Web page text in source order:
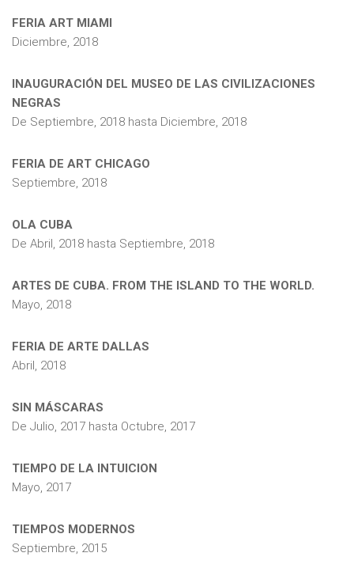
FERIA ART MIAMI
Diciembre, 2018
INAUGURACIÓN DEL MUSEO DE LAS CIVILIZACIONES
NEGRAS
De Septiembre, 2018 hasta Diciembre, 2018
FERIA DE ART CHICAGO
Septiembre, 2018
OLA CUBA
De Abril, 2018 hasta Septiembre, 2018
ARTES DE CUBA. FROM THE ISLAND TO THE WORLD.
Mayo, 2018
FERIA DE ARTE DALLAS
Abril, 2018
SIN MÁSCARAS
De Julio, 2017 hasta Octubre, 2017
TIEMPO DE LA INTUICION
Mayo, 2017
TIEMPOS MODERNOS
Septiembre, 2015